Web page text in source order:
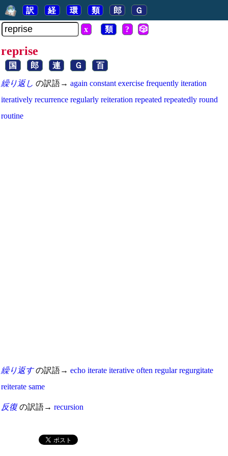
訳 経 環 類 郎 Ｇ
x 類 ? 🎲
reprise
国 郎 連 Ｇ 百
繰り返し の訳語→ again constant exercise frequently iteration
iteratively recurrence regularly reiteration repeated repeatedly round
routine
繰り返すの訳語→ echo iterate iterative often regular regurgitate
reiterate same
反復の訳語→ recursion